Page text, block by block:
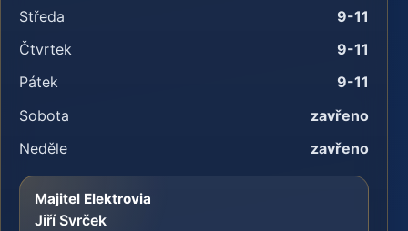
Středa
9-11
Čtvrtek
9-11
Pátek
9-11
Sobota
zavřeno
Neděle
zavřeno
Majitel Elektrovia
Jiří Svrček